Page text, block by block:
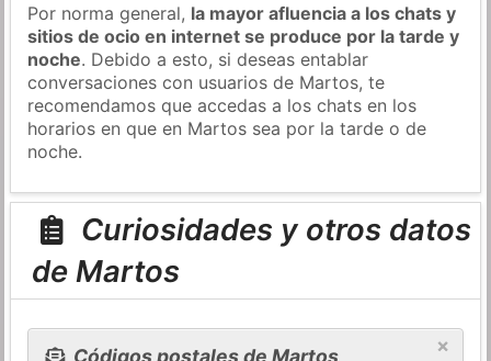
Por norma general, la mayor afluencia a los chats y
sitios de ocio en internet se produce por la tarde y
noche. Debido a esto, si deseas entablar
conversaciones con usuarios de Martos, te
recomendamos que accedas a los chats en los
horarios en que en Martos sea por la tarde o de
noche.
Curiosidades y otros datos
de Martos
×
Códigos postales de Martos